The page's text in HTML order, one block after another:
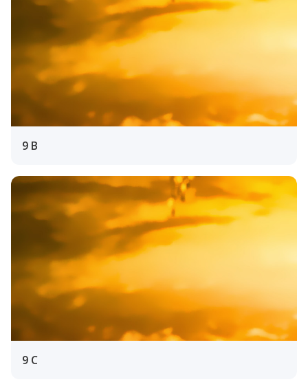
9 B
9 C